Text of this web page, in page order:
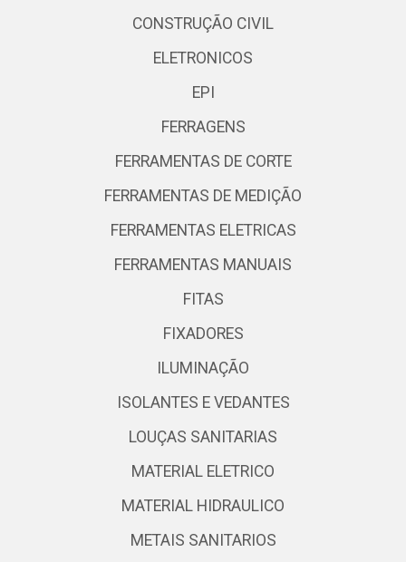
CONSTRUÇÃO CIVIL
ELETRONICOS
EPI
FERRAGENS
FERRAMENTAS DE CORTE
FERRAMENTAS DE MEDIÇÃO
FERRAMENTAS ELETRICAS
FERRAMENTAS MANUAIS
FITAS
FIXADORES
ILUMINAÇÃO
ISOLANTES E VEDANTES
LOUÇAS SANITARIAS
MATERIAL ELETRICO
MATERIAL HIDRAULICO
METAIS SANITARIOS